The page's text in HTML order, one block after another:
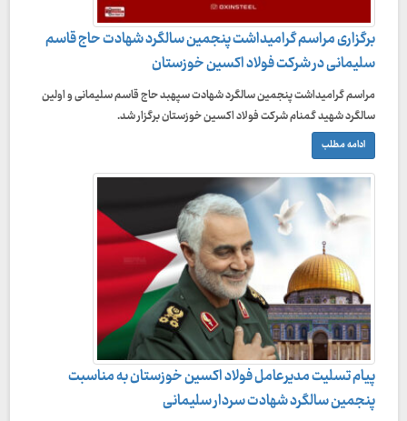
برگزاری مراسم گرامیداشت پنجمین سالگرد شهادت حاج قاسم
سلیمانی در شرکت فولاد اکسین خوزستان
مراسم گرامیداشت پنجمین سالگرد شهادت سپهبد حاج قاسم سلیمانی و اولین
سالگرد شهید گمنام شرکت فولاد اکسین خوزستان برگزار شد.
ادامه مطلب
پیام تسلیت مدیرعامل فولاد اکسین خوزستان به مناسبت
پنجمین سالگرد شهادت سردار سلیمانی